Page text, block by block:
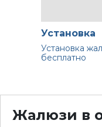
Установка
Установка
бесплатно
Жалюзи в